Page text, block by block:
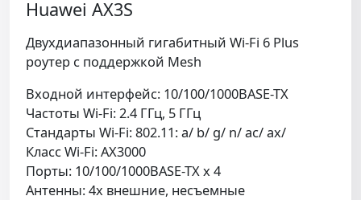
Huawei AX3S
Двухдиапазонный гигабитный Wi-Fi 6 Plus
роутер с поддержкой Mesh
Входной интерфейс: 10/100/1000BASE-TX
Частоты Wi-Fi: 2.4 ГГц, 5 ГГц
Стандарты Wi-Fi: 802.11: a/ b/ g/ n/ ac/ ax/
Класс Wi-Fi: AX3000
Порты: 10/100/1000BASE-TX х 4
Антенны: 4х внешние, несъемные